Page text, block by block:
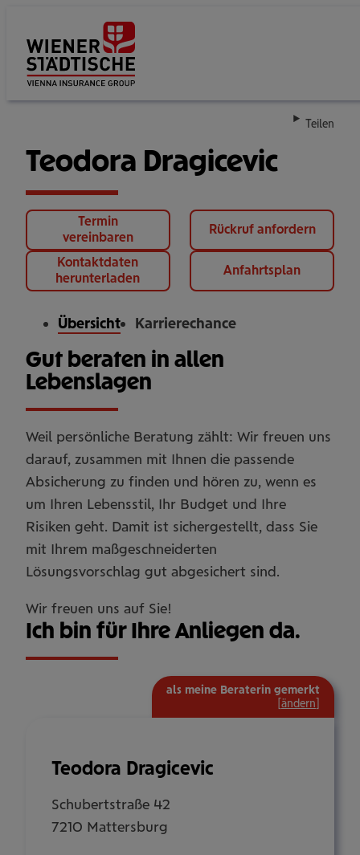
Teilen
Teodora Dragicevic
Termin
vereinbaren
Rückruf anfordern
Kontaktdaten
herunterladen
Anfahrtsplan
Übersicht Karrierechance
Gut beraten in allen
Lebenslagen
Weil persönliche Beratung zählt: Wir freuen uns
darauf, zusammen mit Ihnen die passende
Absicherung zu finden und hören zu, wenn es
um Ihren Lebensstil, Ihr Budget und Ihre
Risiken geht. Damit ist sichergestellt, dass Sie
mit Ihrem maßgeschneiderten
Lösungsvorschlag gut abgesichert sind.
Wir freuen uns auf Sie!
Ich bin für Ihre Anliegen da.
Teodora Dragicevic
Schubertstraße 42
7210 Mattersburg
als meine Beraterin gemerkt
ändern